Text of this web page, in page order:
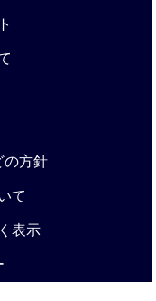
の方針
て
表示